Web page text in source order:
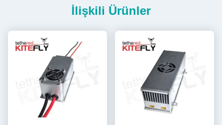
İlişkili Ürünler